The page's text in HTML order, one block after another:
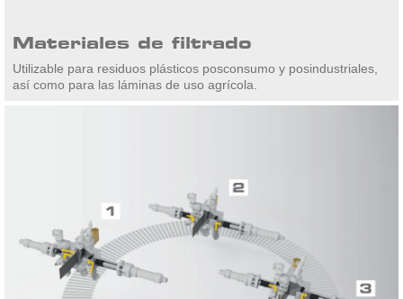
Materiales de filtrado
Utilizable para residuos plásticos posconsumo y posindustriales,
así como para las láminas de uso agrícola.